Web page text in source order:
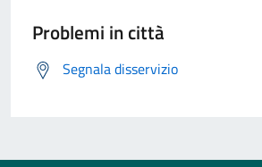
Problemi in città
Segnala disservizio